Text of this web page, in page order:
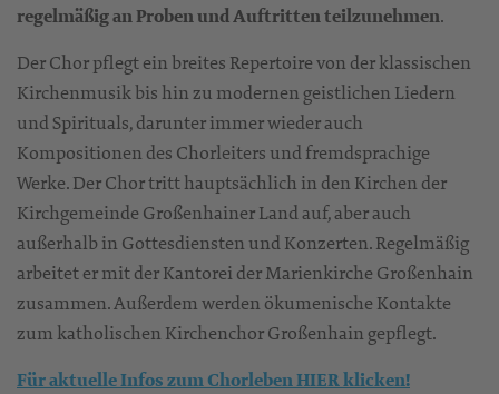
regelmäßig an Proben und Auftritten teilzunehmen.
Der Chor pflegt ein breites Repertoire von der klassischen
Kirchenmusik bis hin zu modernen geistlichen Liedern
und Spirituals, darunter immer wieder auch
Kompositionen des Chorleiters und fremdsprachige
Werke. Der Chor tritt hauptsächlich in den Kirchen der
Kirchgemeinde Großenhainer Land auf, aber auch
außerhalb in Gottesdiensten und Konzerten. Regelmäßig
arbeitet er mit der Kantorei der Marienkirche Großenhain
zusammen. Außerdem werden ökumenische Kontakte
zum katholischen Kirchenchor Großenhain gepflegt.
Für aktuelle Infos zum Chorleben HIER klicken!